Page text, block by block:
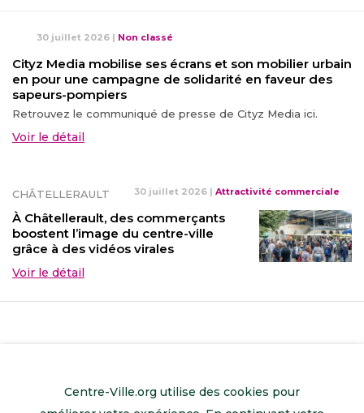
30 juillet 2026 | Non classé
Cityz Media mobilise ses écrans et son mobilier urbain
en pour une campagne de solidarité en faveur des
sapeurs-pompiers
Retrouvez le communiqué de presse de Cityz Media ici.
Voir le détail
CHÂTELLERAULT 30 juillet 2026 | Attractivité commerciale
À Châtellerault, des commerçants
boostent l’image du centre-ville
grâce à des vidéos virales
Voir le détail
Centre-Ville.org utilise des cookies pour